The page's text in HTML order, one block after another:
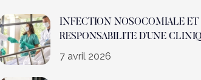
INFECTION NOSOCOMIALE ET
RESPONSABILITE D’UNE
7 avril 2026